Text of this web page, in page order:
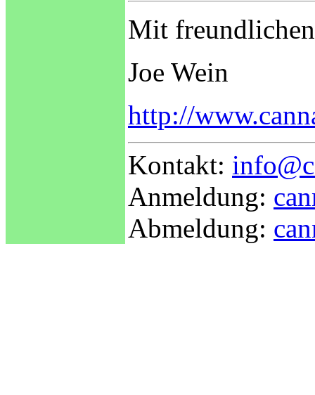
Mit
Joe Wein
http://
Kontakt:
Anmeldung:
Abmeldung: